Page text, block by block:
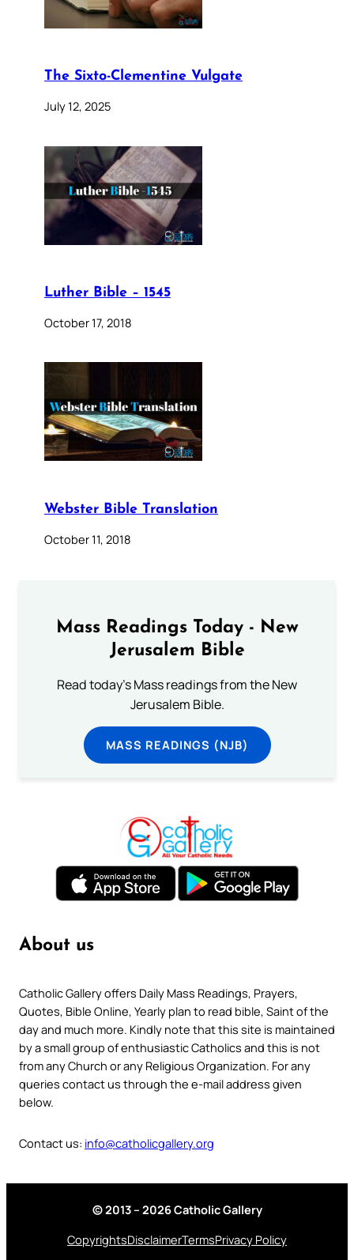
The Sixto-Clementine Vulgate
July 12, 2025
Luther Bible – 1545
October 17, 2018
Webster Bible Translation
October 11, 2018
Mass Readings Today - New
Jerusalem Bible
Read today's Mass readings from the New
Jerusalem Bible.
MASS READINGS (NJB)
About us
Catholic Gallery offers Daily Mass Readings, Prayers,
Quotes, Bible Online, Yearly plan to read bible, Saint of the
day and much more. Kindly note that this site is maintained
by a small group of enthusiastic Catholics and this is not
from any Church or any Religious Organization. For any
queries contact us through the e-mail address given
below.
Contact us: info@catholicgallery.org
© 2013 – 2026 Catholic Gallery
CopyrightsDisclaimerTermsPrivacy Policy